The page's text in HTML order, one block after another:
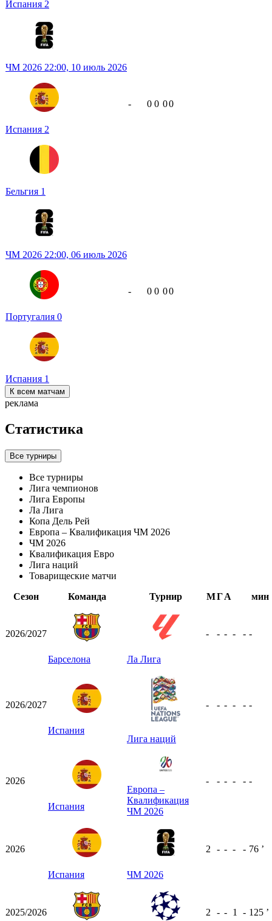
Испания 2
ЧМ 2026 22:00, 10 июль 2026
Испания 2
Бельгия 1
- 0 0 00
ЧМ 2026 22:00, 06 июль 2026
Португалия 0
Испания 1
- 0 0 00
К всем матчам
реклама
Статистика
Все турниры
Все турниры
Лига чемпионов
Лига Европы
Ла Лига
Копа Дель Рей
Европа – Квалификация ЧМ 2026
ЧМ 2026
Квалификация Евро
Лига наций
Товарищеские матчи
Сезон
Команда Турнир МГА мин
2026/2027
Барселона Ла Лига
- - - - - -
2026/2027
Испания
Лига наций
- - - - - -
2026
Испания
Европа –
Квалификация
ЧМ 2026
- - - - - -
2026
Испания ЧМ 2026
2 - - - - 76 ʼ
2025/2026 2 - - 1 - 125 ʼ